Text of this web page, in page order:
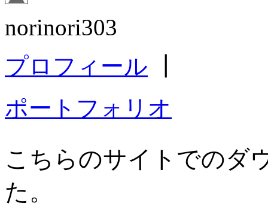
norinori303
プロフィール
ポートフォリオ
こちらのサイトでのダ
た。